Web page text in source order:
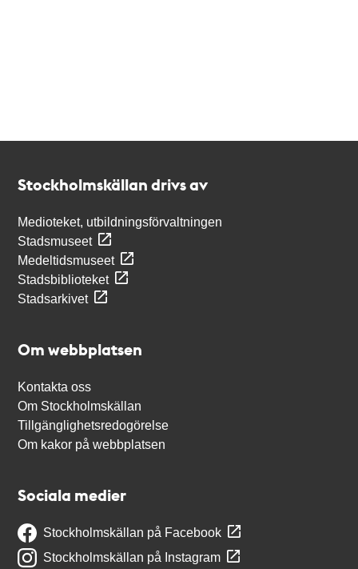
Stockholmskällan drivs av
Medioteket, utbildningsförvaltningen
Stadsmuseet
Medeltidsmuseet
Stadsbiblioteket
Stadsarkivet
Om webbplatsen
Kontakta oss
Om Stockholmskällan
Tillgänglighetsredogörelse
Om kakor på webbplatsen
Sociala medier
Stockholmskällan på Facebook
Stockholmskällan på Instagram